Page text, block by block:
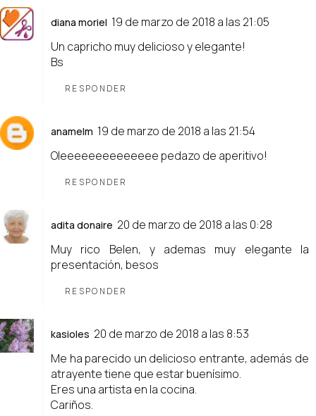
diana moriel 19 de marzo de 2018 a las 21:05
Un capricho muy delicioso y elegante!
Bs
RESPONDER
anamelm 19 de marzo de 2018 a las 21:54
Oleeeeeeeeeeeeee pedazo de aperitivo!
RESPONDER
adita donaire 20 de marzo de 2018 a las 0:28
Muy rico Belen, y ademas muy elegante la
presentación, besos
RESPONDER
kasioles 20 de marzo de 2018 a las 8:53
Me ha parecido un delicioso entrante, además de
atrayente tiene que estar buenísimo.
Eres una artista en la cocina.
Cariños.